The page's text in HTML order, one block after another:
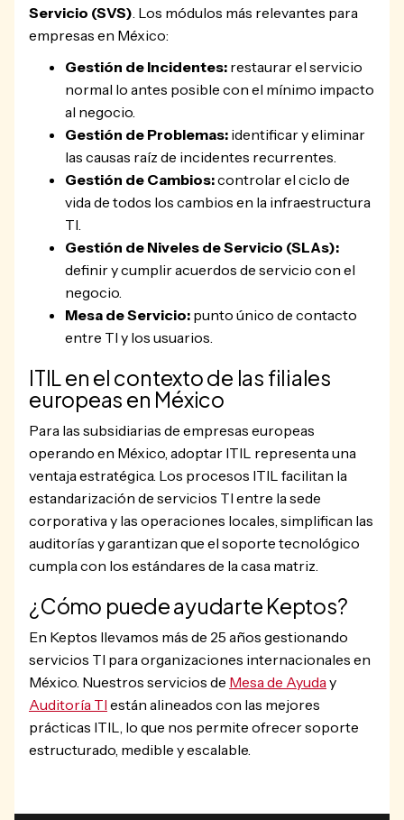
Servicio (SVS) . Los módulos más relevantes para
empresas en México:
Gestión de Incidentes: restaurar el servicio
normal lo antes posible con el mínimo impacto
al negocio.
Gestión de Problemas: identificar y eliminar
las causas raíz de incidentes recurrentes.
Gestión de Cambios:controlar el ciclo de
vida de todos los cambios en la infraestructura
TI.
Gestión de Niveles de Servicio (SLAs):
definir y cumplir acuerdos de servicio con el
negocio.
Mesa de Servicio: punto único de contacto
entre TI y los usuarios.
ITIL en el contexto de las filiales
europeas en México
Para las subsidiarias de empresas europeas
operando en México, adoptar ITIL representa una
ventaja estratégica. Los procesos ITIL facilitan la
estandarización de servicios TI entre la sede
corporativa y las operaciones locales, simplifican las
auditorías y garantizan que el soporte tecnológico
cumpla con los estándares de la casa matriz.
¿Cómo puede ayudarte Keptos?
En Keptos llevamos más de 25 años gestionando
servicios TI para organizaciones internacionales en
México. Nuestros servicios de Mesa de Ayuda y
Auditoría TI están alineados con las mejores
prácticas ITIL, lo que nos permite ofrecer soporte
estructurado, medible y escalable.